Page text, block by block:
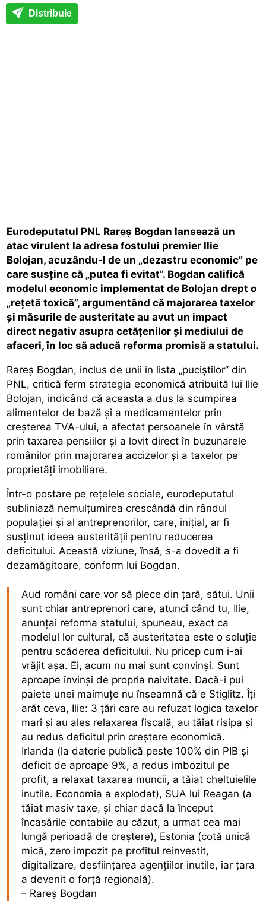
Distribuie
Eurodeputatul PNL Rareș Bogdan lansează un
atac virulent la adresa fostului premier Ilie
Bolojan, acuzându-l de un „dezastru economic” pe
care susține că „putea fi evitat”. Bogdan califică
modelul economic implementat de Bolojan drept o
„rețetă toxică”, argumentând că majorarea taxelor
și măsurile de austeritate au avut un impact
direct negativ asupra cetățenilor și mediului de
afaceri, în loc să aducă reforma promisă a statului.
Rareș Bogdan, inclus de unii în lista „puciștilor” din
PNL, critică ferm strategia economică atribuită lui Ilie
Bolojan, indicând că aceasta a dus la scumpirea
alimentelor de bază și a medicamentelor prin
creșterea TVA-ului, a afectat persoanele în vârstă
prin taxarea pensiilor și a lovit direct în buzunarele
românilor prin majorarea accizelor și a taxelor pe
proprietăți imobiliare.
Într-o postare pe rețelele sociale, eurodeputatul
subliniază nemulțumirea crescândă din rândul
populației și al antreprenorilor, care, inițial, ar fi
susținut ideea austerității pentru reducerea
deficitului. Această viziune, însă, s-a dovedit a fi
dezamăgitoare, conform lui Bogdan.
Aud români care vor să plece din țară, sătui. Unii
sunt chiar antreprenori care, atunci când tu, Ilie,
anunțai reforma statului, spuneau, exact ca
modelul lor cultural, că austeritatea este o soluție
pentru scăderea deficitului. Nu pricep cum i-ai
vrăjit așa. Ei, acum nu mai sunt convinși. Sunt
aproape învinși de propria naivitate. Dacă-i pui
paiete unei maimuțe nu înseamnă că e Stiglitz. Îți
arăt ceva, Ilie: 3 țări care au refuzat logica taxelor
mari și au ales relaxarea fiscală, au tăiat risipa și
au redus deficitul prin creștere economică.
Irlanda (la datorie publică peste 100% din PIB și
deficit de aproape 9%, a redus imbozitul pe
profit, a relaxat taxarea muncii, a tăiat cheltuielile
inutile. Economia a explodat), SUA lui Reagan (a
tăiat masiv taxe, și chiar dacă la început
încasările contabile au căzut, a urmat cea mai
lungă perioadă de creștere), Estonia (cotă unică
mică, zero impozit pe profitul reinvestit,
digitalizare, desființarea agențiilor inutile, iar țara
a devenit o forță regională).
– Rareș Bogdan